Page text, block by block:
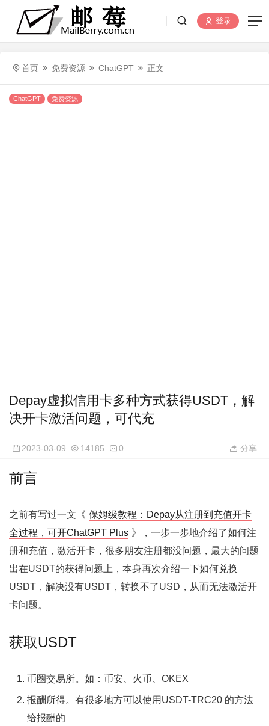
登录
首页 免费资源 ChatGPT 正文
ChatGPT 免费资源
Depay虚拟信用卡多种方式获得USDT，解
决开卡激活问题，可代充
2023-03-09 14185 0 分享
前言
之前有写过一文《 保姆级教程：Depay从注册到充值开卡
全过程，可开ChatGPT Plus 》，一步一步地介绍了如何注
册和充值，激活开卡，很多朋友注册都没问题，最大的问题
出在USDT的获得问题上，本身再次介绍一下如何兑换
USDT，解决没有USDT，转换不了USD，从而无法激活开
卡问题。
获取USDT
币圈交易所。如：币安、火币、OKEX
报酬所得。有很多地方可以使用USDT-TRC20 的方法
给报酬的